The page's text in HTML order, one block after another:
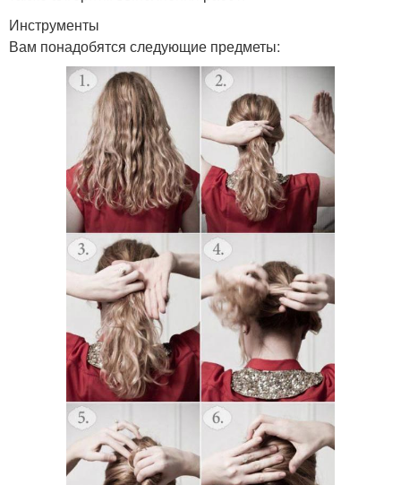
Инструменты
Вам понадобятся следующие предметы: